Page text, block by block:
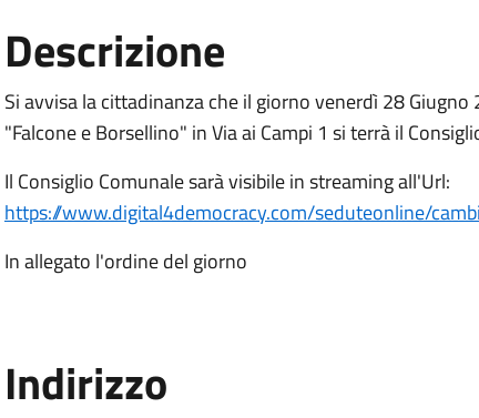
Descrizione
Si avvisa la cittadinanza che il giorno venerdì 28
"Falcone e Borsellino" in Via ai Campi 1 si terrà il
Il Consiglio Comunale sarà visibile in streaming all'Url:
https://www.digital4democracy.com/seduteonline/
In allegato l'ordine del giorno
Indirizzo